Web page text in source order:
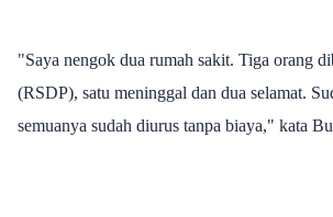
"Saya nengok dua rumah sakit. Tiga orang
(RSDP), satu meninggal dan dua selamat.
semuanya sudah diurus tanpa biaya," kata